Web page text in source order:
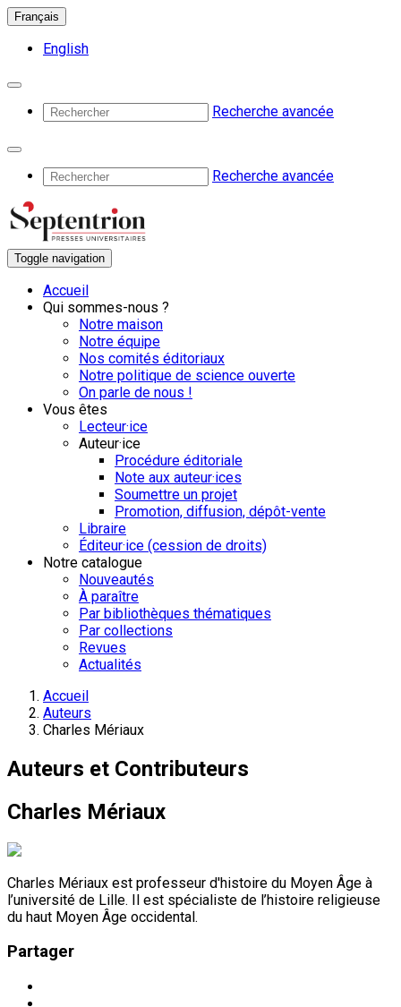
Français
English
Recherche avancée
Recherche avancée
Toggle navigation
Accueil
Qui sommes-nous ?
Notre maison
Notre équipe
Nos comités éditoriaux
Notre politique de science ouverte
On parle de nous !
Vous êtes
Lecteur·ice
Auteur·ice
Procédure éditoriale
Note aux auteur·ices
Soumettre un projet
Promotion, diffusion, dépôt-vente
Libraire
Éditeur·ice (cession de droits)
Notre catalogue
Nouveautés
À paraître
Par bibliothèques thématiques
Par collections
Revues
Actualités
Accueil
Auteurs
Charles Mériaux
Auteurs et Contributeurs
Charles Mériaux
Charles Mériaux est professeur d'histoire du Moyen Âge à
l’université de Lille. Il est spécialiste de l’histoire religieuse
du haut Moyen Âge occidental.
Partager